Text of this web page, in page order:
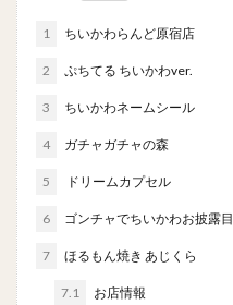
1 ちいかわらんど原宿店
2 ぷちてる ちいかわver.
3 ちいかわネームシール
4 ガチャガチャの森
5 ドリームカプセル
6 ゴンチャでちいかわお披露目
7 ほるもん焼き あじくら
7.1 お店情報